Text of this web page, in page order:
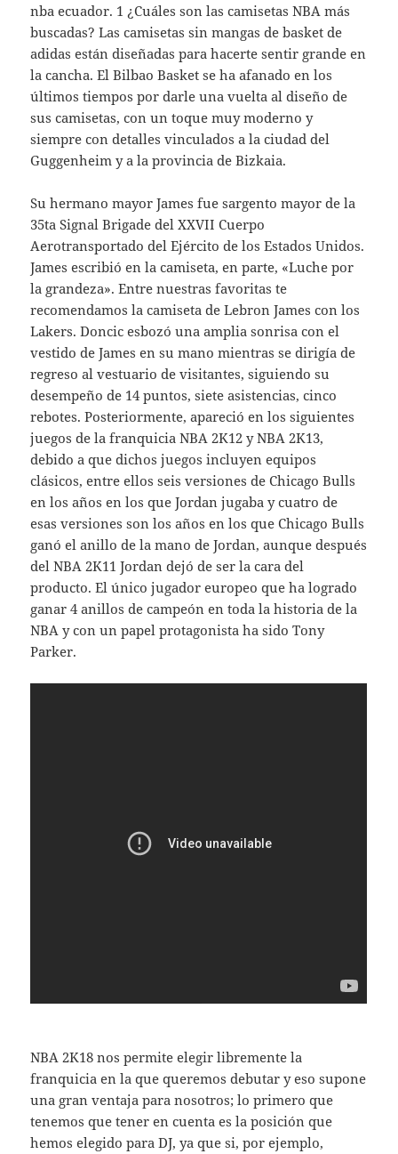
nba ecuador. 1 ¿Cuáles son las camisetas NBA más
buscadas? Las camisetas sin mangas de basket de
adidas están diseñadas para hacerte sentir grande en
la cancha. El Bilbao Basket se ha afanado en los
últimos tiempos por darle una vuelta al diseño de
sus camisetas, con un toque muy moderno y
siempre con detalles vinculados a la ciudad del
Guggenheim y a la provincia de Bizkaia.
Su hermano mayor James fue sargento mayor de la
35ta Signal Brigade del XXVII Cuerpo
Aerotransportado del Ejército de los Estados Unidos.
James escribió en la camiseta, en parte, «Luche por
la grandeza». Entre nuestras favoritas te
recomendamos la camiseta de Lebron James con los
Lakers. Doncic esbozó una amplia sonrisa con el
vestido de James en su mano mientras se dirigía de
regreso al vestuario de visitantes, siguiendo su
desempeño de 14 puntos, siete asistencias, cinco
rebotes. Posteriormente, apareció en los siguientes
juegos de la franquicia NBA 2K12 y NBA 2K13,
debido a que dichos juegos incluyen equipos
clásicos, entre ellos seis versiones de Chicago Bulls
en los años en los que Jordan jugaba y cuatro de
esas versiones son los años en los que Chicago Bulls
ganó el anillo de la mano de Jordan, aunque después
del NBA 2K11 Jordan dejó de ser la cara del
producto. El único jugador europeo que ha logrado
ganar 4 anillos de campeón en toda la historia de la
NBA y con un papel protagonista ha sido Tony
Parker.
NBA 2K18 nos permite elegir libremente la
franquicia en la que queremos debutar y eso supone
una gran ventaja para nosotros; lo primero que
tenemos que tener en cuenta es la posición que
hemos elegido para DJ, ya que si, por ejemplo,